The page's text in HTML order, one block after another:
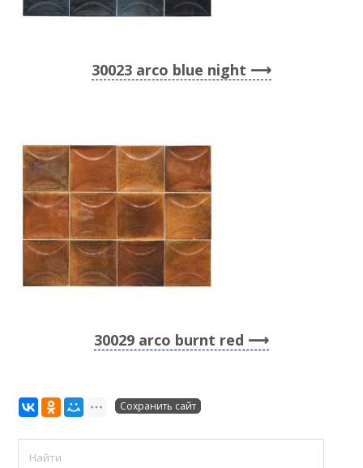
30023 arco blue night
30029 arco burnt red
Сохранить сайт